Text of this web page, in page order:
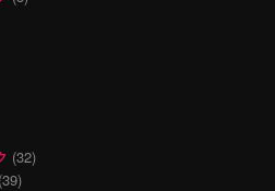
(32)
(39)